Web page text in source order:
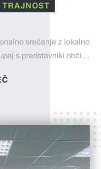
TRAJNOST
srečanje z lokalno
s predstavniki obči…